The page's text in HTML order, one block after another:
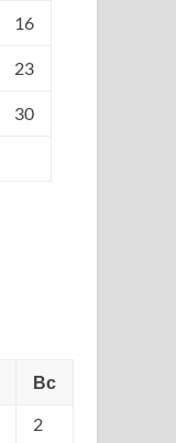
16
23
30
Вс
2